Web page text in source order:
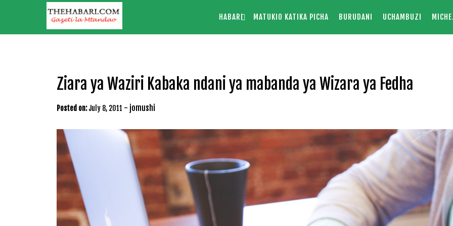
HABARI MATUKIO KATIKA PICHA BURUDANI UCHAMBUZI
Ziara ya Waziri Kabaka ndani ya mabanda ya Wizara ya Fedha
Posted on: July 8, 2011 - jomushi